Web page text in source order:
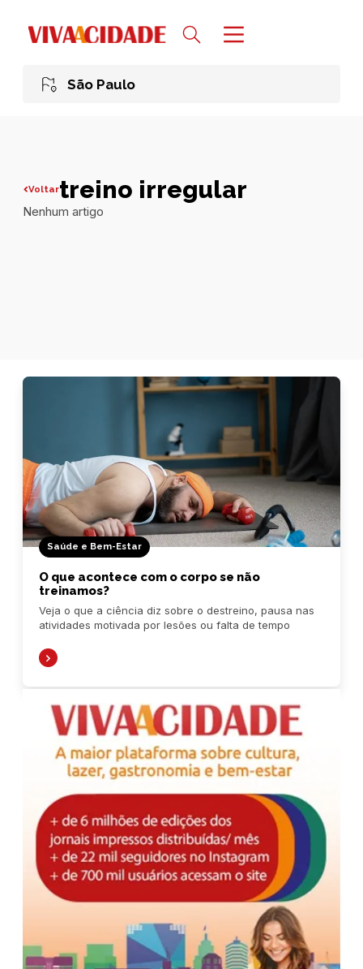
São Paulo
Voltartreino irregular
Nenhum artigo
Saúde e Bem-Estar
O que acontece com o corpo se não
treinamos?
Veja o que a ciência diz sobre o destreino, pausa nas
atividades motivada por lesões ou falta de tempo